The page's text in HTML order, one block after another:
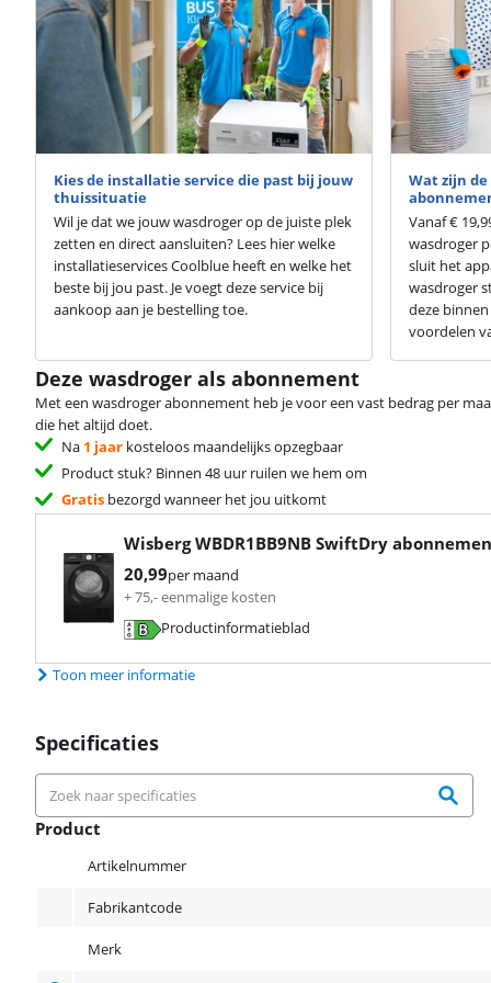
Kies de installatie service die past bij jouw
thuissituatie
Wil je dat we jouw wasdroger op de juiste plek
zetten en direct aansluiten? Lees hier welke
installatieservices Coolblue heeft en welke het
beste bij jou past. Je voegt deze service bij
aankoop aan je bestelling toe.
Wat zijn
Vanaf €
wasdroger
sluit het
wasdroger
deze
voordelen
Deze wasdroger als abonnement
Met een wasdroger abonnement heb je voor een vast bedrag per
die het altijd doet.
Na 1 jaar kosteloos maandelijks opzegbaar
Product stuk? Binnen 48 uur ruilen we hem om
Gratis bezorgd wanneer het jou uitkomt
Wisberg WBDR1BB9NB SwiftDry
20,99per maand
+75,-eenmalige kosten
Productinformatieblad
Toon meer informatie
Specificaties
Product
Artikelnummer
Fabrikantcode
Merk